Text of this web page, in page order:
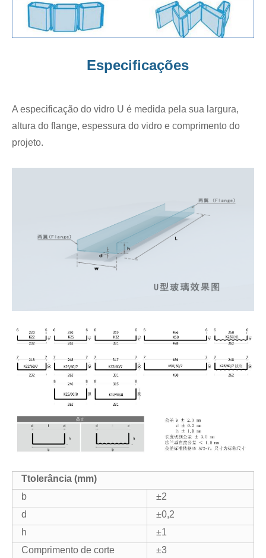
Especificações
A especificação do vidro U é medida pela sua largura,
altura do flange, espessura do vidro e comprimento do
projeto.
Ttolerância (mm)
b
±2
d
±0,2
h
±1
Comprimento de corte
±3